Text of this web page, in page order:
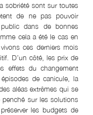
sobriété sont sur toutes
de ne pas pouvoir
dans de bonnes
cela a été le cas en
ces derniers mois
D’un côté, les prix de
effets du changement
de canicule, la
aléas extrêmes qui se
penché sur les solutions
les budgets de